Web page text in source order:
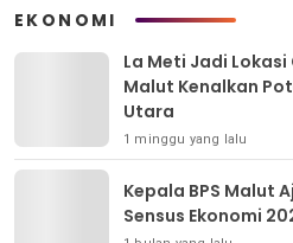
EKONOMI
La Meti Jadi
Malut Kenalkan
Utara
1 minggu yang lalu
Kepala BPS Malut
Sensus Ekonomi